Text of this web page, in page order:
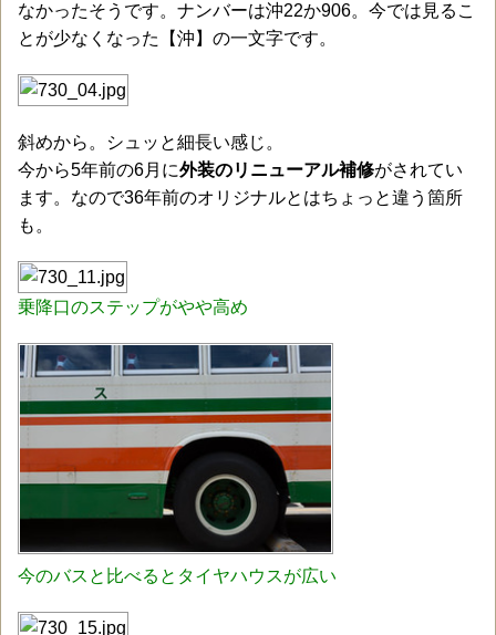
なかったそうです。ナンバーは沖22か906。今では見るこ
とが少なくなった【沖】の一文字です。
斜めから。シュッと細長い感じ。
今から5年前の6月に外装のリニューアル補修がされてい
ます。なので36年前のオリジナルとはちょっと違う箇所
も。
乗降口のステップがやや高め
今のバスと比べるとタイヤハウスが広い